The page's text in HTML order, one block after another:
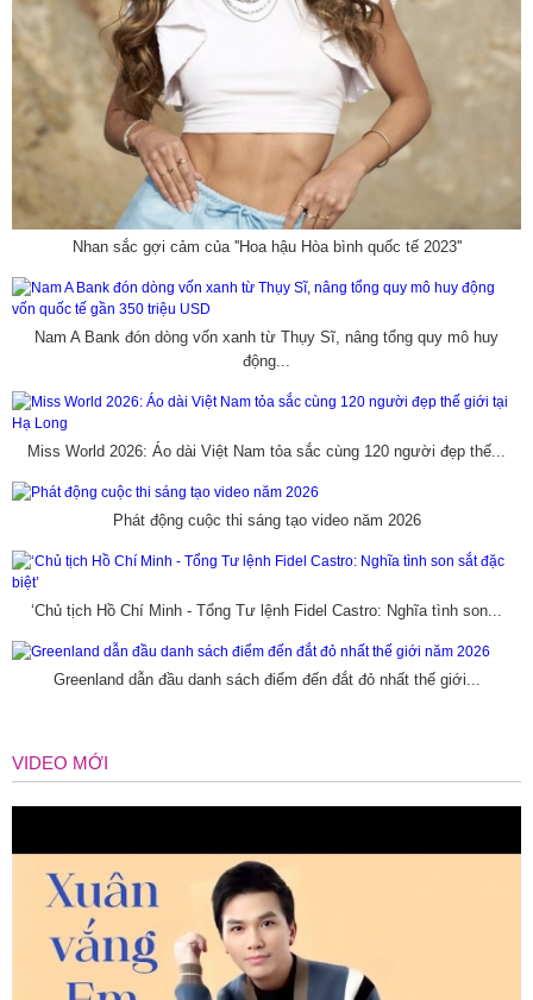
Nhan sắc gợi cảm của ''Hoa hậu Hòa bình quốc tế 2023''
Nam A Bank đón dòng vốn xanh từ Thụy Sĩ, nâng tổng quy mô huy
động...
Miss World 2026: Áo dài Việt Nam tỏa sắc cùng 120 người đẹp thế...
Phát động cuộc thi sáng tạo video năm 2026
‘Chủ tịch Hồ Chí Minh - Tổng Tư lệnh Fidel Castro: Nghĩa tình son...
Greenland dẫn đầu danh sách điểm đến đắt đỏ nhất thế giới...
VIDEO MỚI